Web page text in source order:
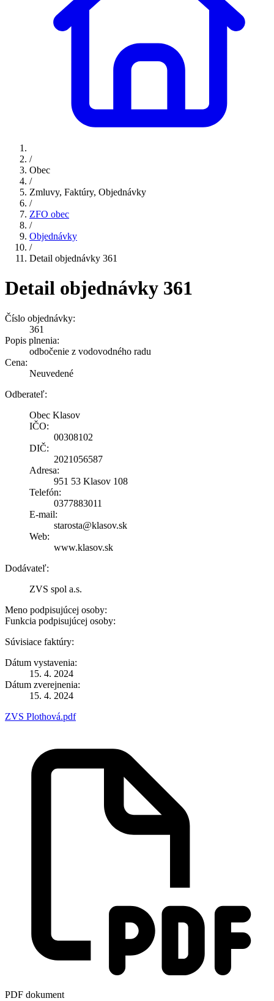
/
Obec
/
Zmluvy, Faktúry, Objednávky
/
ZFO obec
/
Objednávky
/
Detail objednávky 361
Detail objednávky 361
Číslo objednávky:
361
Popis plnenia:
odbočenie z vodovodného radu
Cena:
Neuvedené
Odberateľ:
Obec Klasov
IČO:
00308102
DIČ:
2021056587
Adresa:
951 53 Klasov 108
Telefón:
0377883011
E-mail:
starosta@klasov.sk
Web:
www.klasov.sk
Dodávateľ:
ZVS spol a.s.
Meno podpisujúcej osoby:
Funkcia podpisujúcej osoby:
Súvisiace faktúry:
Dátum vystavenia:
15. 4. 2024
Dátum zverejnenia:
15. 4. 2024
ZVS Plothová.pdf
PDF dokument